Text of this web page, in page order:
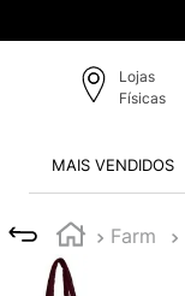
Lojas
Físicas
MAIS VENDIDOS
Farm